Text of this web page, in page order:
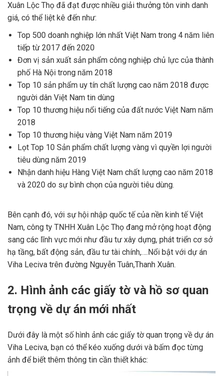
Xuân Lộc Thọ đã đạt được nhiều giải thưởng tôn vinh danh
giá, có thể liệt kê đến như:
Top 500 doanh nghiệp lớn nhất Việt Nam trong 4 năm liên
tiếp từ 2017 đến 2020
Đơn vị sản xuất sản phẩm công nghiệp chủ lực của thành
phố Hà Nội trong năm 2018
Top 10 sản phẩm uy tín chất lượng cao năm 2018 được
người dân Việt Nam tin dùng
Top 10 thương hiệu nổi tiếng của đất nước Việt Nam năm
2018
Top 10 thương hiệu vàng Việt Nam năm 2019
Lọt Top 10 Sản phẩm chất lượng vàng vì quyền lợi người
tiêu dùng năm 2019
Nhận danh hiệu Hàng Việt Nam chất lượng cao năm 2018
và 2020 do sự bình chọn của người tiêu dùng.
Bên cạnh đó, với sự hội nhập quốc tế của nền kinh tế Việt
Nam, công ty TNHH Xuân Lộc Thọ đang mở rộng hoạt động
sang các lĩnh vực mới như đầu tư xây dựng, phát triển cơ sở
hạ tầng, bất động sản, đầu tư tài chính,….Nổi bật với dự án
Viha Leciva trên đường Nguyễn Tuân,Thanh Xuân.
2. Hình ảnh các giấy tờ và hồ sơ quan
trọng về dự án mới nhất
Dưới đây là một số hình ảnh các giấy tờ quan trọng về dự án
Viha Leciva, bạn có thể kéo xuống dưới và bấm đọc từng
ảnh để biết thêm thông tin cần thiết khác: